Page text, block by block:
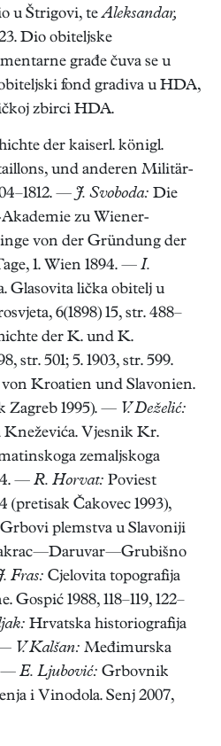
u Štrigovi, teAleksandar,
Dio obiteljske
građe čuva se u
fond gradiva u HDA,
zbirci HDA.
der kaiserl. königl.
und anderen Militär-
— J. Svoboda: Die
zu Wiener-
von der Gründung der
1. Wien 1894. — I.
Glasovita lička obitelj u
6(1898) 15, str. 488–
der K. und K.
str. 501; 5. 1903, str. 599.
Kroatien und Slavonien.
Zagreb 1995). — V. Deželić:
Vjesnik Kr.
zemaljskoga
— R. Horvat: Poviest
(pretisak Čakovec 1993),
Grbovi plemstva u Slavoniji
Fras: Cjelovita topografija
1988, 118–119, 122–
Hrvatska historiografija
— V. Kalšan: Međimurska
— E. Ljubović: Grbovnik
i Vinodola. Senj 2007,